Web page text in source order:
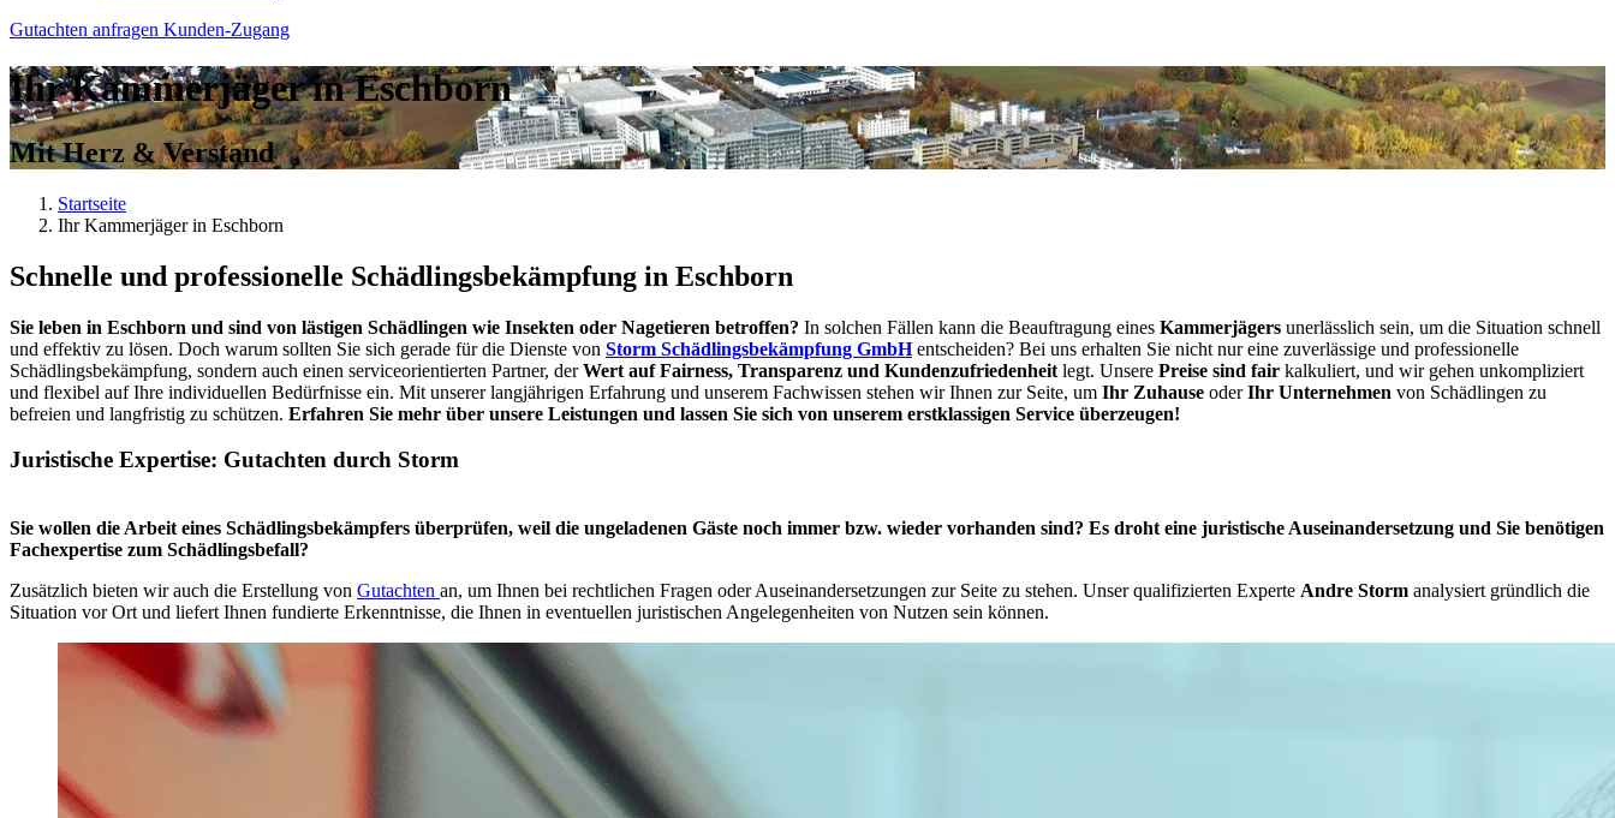
Gutachten anfragen Kunden-Zugang
Ihr Kammerjäger in Eschborn
Mit Herz & Verstand
Startseite
Ihr Kammerjäger in Eschborn
Schnelle und professionelle Schädlingsbekämpfung in Eschborn
Sie leben in Eschborn und sind von lästigen Schädlingen wie Insekten oder Nagetieren betroffen? In solchen Fällen kann die Beauftragung eines Kammerjägers unerlässlich sein, um die Situation schnell
und effektiv zu lösen. Doch warum sollten Sie sich gerade für die Dienste von Storm Schädlingsbekämpfung GmbHentscheiden? Bei uns erhalten Sie nicht nur eine zuverlässige und professionelle
Schädlingsbekämpfung, sondern auch einen serviceorientierten Partner, derWert auf Fairness, Transparenz und Kundenzufriedenheit legt. Unsere Preise sind fair kalkuliert, und wir gehen unkompliziert
und flexibel auf Ihre individuellen Bedürfnisse ein. Mit unserer langjährigen Erfahrung und unserem Fachwissen stehen wir Ihnen zur Seite, um Ihr Zuhause oderIhr Unternehmen von Schädlingen zu
befreien und langfristig zu schützen. Erfahren Sie mehr über unsere Leistungen und lassen Sie sich von unserem erstklassigen Service überzeugen!
Juristische Expertise: Gutachten durch Storm
Sie wollen die Arbeit eines Schädlingsbekämpfers überprüfen, weil die ungeladenen Gäste noch immer bzw. wieder vorhanden sind? Es droht eine juristische Auseinandersetzung und Sie benötigen
Fachexpertise zum Schädlingsbefall?
Zusätzlich bieten wir auch die Erstellung von Gutachten an, um Ihnen bei rechtlichen Fragen oder Auseinandersetzungen zur Seite zu stehen. Unser qualifizierten Experte Andre Storm analysiert gründlich die
Situation vor Ort und liefert Ihnen fundierte Erkenntnisse, die Ihnen in eventuellen juristischen Angelegenheiten von Nutzen sein können.